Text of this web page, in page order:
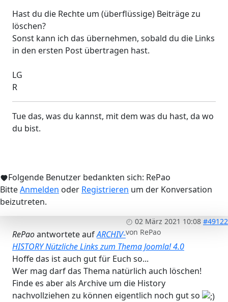
Hast du die Rechte um (überflüssige) Beiträge zu
löschen?
Sonst kann ich das übernehmen, sobald du die Links
in den ersten Post übertragen hast.
LG
R
Tue das, was du kannst, mit dem was du hast, da wo
du bist.
Folgende Benutzer bedankten sich: RePao
BitteAnmelden oder Registrieren um der Konversation
beizutreten.
02 März 2021 10:08 #49122
von RePao
RePaoantwortete aufARCHIV-
HISTORY Nützliche Links zum Thema Joomla! 4.0
Hoffe das ist auch gut für Euch so...
Wer mag darf das Thema natürlich auch löschen!
Finde es aber als Archive um die History
nachvollziehen zu können eigentlich noch gut so